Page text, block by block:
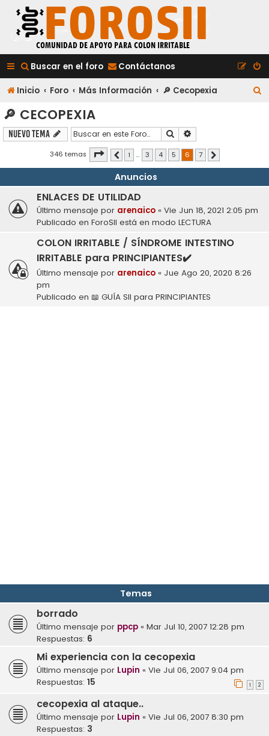
Buscar en el foro Contáctanos
Inicio Foro Más Información 🔎 Cecopexia
🔎 CECOPEXIA
Nuevo Tema Buscar
346 temas Página de7
Anterior
1 … 3 4 5 6 7
Anuncios
ENLACES DE UTILIDAD
Último mensaje por arenaico « Vie Jun 18, 2021 2:05 pm
Publicado en ForoSII está en modo LECTURA
COLON IRRITABLE / SÍNDROME INTESTINO
IRRITABLE para PRINCIPIANTES✔️
Último mensaje por arenaico « Jue Ago 20, 2020 8:26
pm
Publicado en 📖 GUÍA SII para PRINCIPIANTES
Temas
borrado
Último mensaje por ppcp « Mar Jul 10, 2007 12:28 pm
Respuestas: 6
Mi experiencia con la cecopexia
Último mensaje por Lupin « Vie Jul 06, 2007 9:04 pm
Respuestas: 15 1 2
cecopexia al ataque..
Último mensaje por Lupin « Vie Jul 06, 2007 8:30 pm
Respuestas: 3